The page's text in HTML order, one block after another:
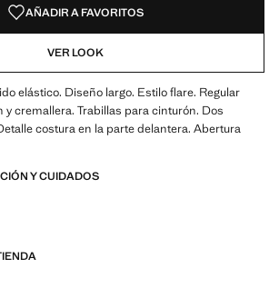
AÑADIR A FAVORITOS
VER LOOK
elástico. Diseño largo. Estilo flare. Regular
y cremallera. Trabillas para cinturón. Dos
costura en la parte delantera. Abertura
Y CUIDADOS